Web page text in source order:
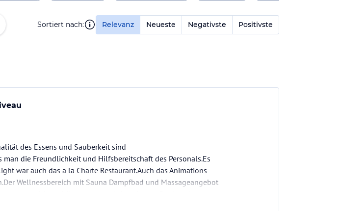
Sortiert nach: Relevanz Neueste Negativste Positivste
des Essens und Sauberkeit sind
die Freundlichkeit und Hilfsbereitschaft des Personals.Es
war auch das a la Charte Restaurant.Auch das Animations
Wellnessbereich mit Sauna Dampfbad und Massageangebot